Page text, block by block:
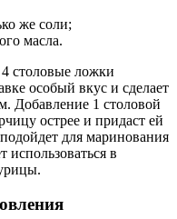
же соли;
масла.
столовые ложки
особый вкус и сделает
Добавление 1 столовой
острее и придаст ей
для маринования
в